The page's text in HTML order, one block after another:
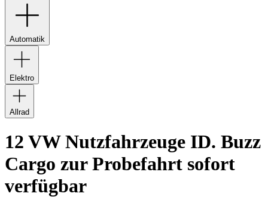
Automatik
Elektro
Allrad
12 VW Nutzfahrzeuge ID. Buzz
Cargo zur Probefahrt sofort
verfügbar